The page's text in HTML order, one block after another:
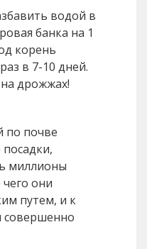
водой в
банка на 1
корень
в 7-10 дней.
дрожжах!
по почве
миллионы
они
путем, и к
совершенно